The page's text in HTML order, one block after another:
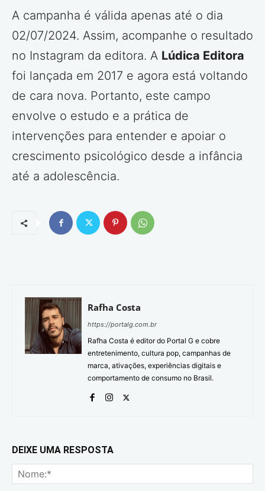
A campanha é válida apenas até o dia
02/07/2024. Assim, acompanhe o resultado
no Instagram da editora. A Lúdica Editora
foi lançada em 2017 e agora está voltando
de cara nova. Portanto, este campo
envolve o estudo e a prática de
intervenções para entender e apoiar o
crescimento psicológico desde a infância
até a adolescência.
Rafha Costa
https://portalg.com.br
Rafha Costa é editor do Portal G e cobre
entretenimento, cultura pop, campanhas de
marca, ativações, experiências digitais e
comportamento de consumo no Brasil.
DEIXE UMA RESPOSTA